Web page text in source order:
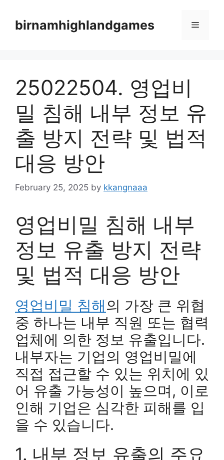
contentbirnamhighlandgames Menu
25022504. 영업비
밀 침해 내부 정보 유
출 방지 전략 및 법적
대응 방안
February 25, 2025 by kkangnaaa
영업비밀 침해 내부
정보 유출 방지 전략
및 법적 대응 방안
영업비밀 침해의 가장 큰 위협
중 하나는 내부 직원 또는 협력
업체에 의한 정보 유출입니다.
내부자는 기업의 영업비밀에
직접 접근할 수 있는 위치에 있
어 유출 가능성이 높으며, 이로
인해 기업은 심각한 피해를 입
을 수 있습니다.
1. 내부 정보 유출의 주요